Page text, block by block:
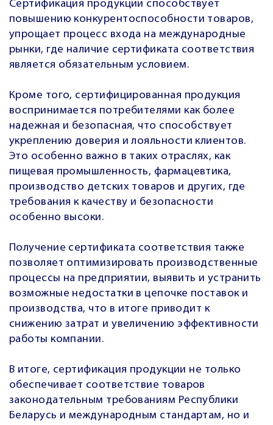
Сертификация продукции способствует
повышению конкурентоспособности товаров,
упрощает процесс входа на международные
рынки, где наличие сертификата соответствия
является обязательным условием.
Кроме того, сертифицированная продукция
воспринимается потребителями как более
надежная и безопасная, что способствует
укреплению доверия и лояльности клиентов.
Это особенно важно в таких отраслях, как
пищевая промышленность, фармацевтика,
производство детских товаров и других, где
требования к качеству и безопасности
особенно высоки.
Получение сертификата соответствия также
позволяет оптимизировать производственные
процессы на предприятии, выявить и устранить
возможные недостатки в цепочке поставок и
производства, что в итоге приводит к
снижению затрат и увеличению эффективности
работы компании.
В итоге, сертификация продукции не только
обеспечивает соответствие товаров
законодательным требованиям Республики
Беларусь и международным стандартам, но и